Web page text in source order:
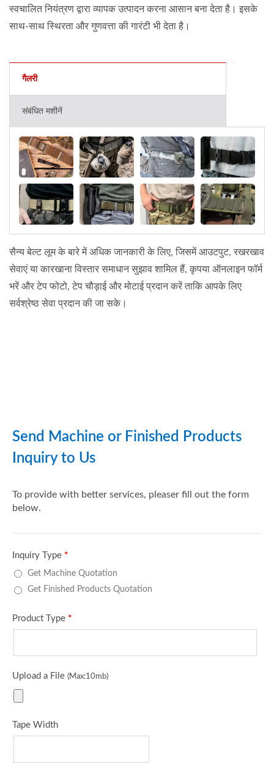
स्वचालित नियंत्रण द्वारा व्यापक उत्पादन करना आसान बना देता है। इसके
साथ-साथ स्थिरता और गुणवत्ता की गारंटी भी देता है।
गैलरी
संबंधित मशीनें
सैन्य बेल्ट लूम के बारे में अधिक जानकारी के लिए, जिसमें आउटपुट, रखरखाव
सेवाएं या कारखाना विस्तार समाधान सुझाव शामिल हैं, कृपया ऑनलाइन फॉर्म
भरें और टेप फोटो, टेप चौड़ाई और मोटाई प्रदान करें ताकि आपके लिए
सर्वश्रेष्ठ सेवा प्रदान की जा सके।